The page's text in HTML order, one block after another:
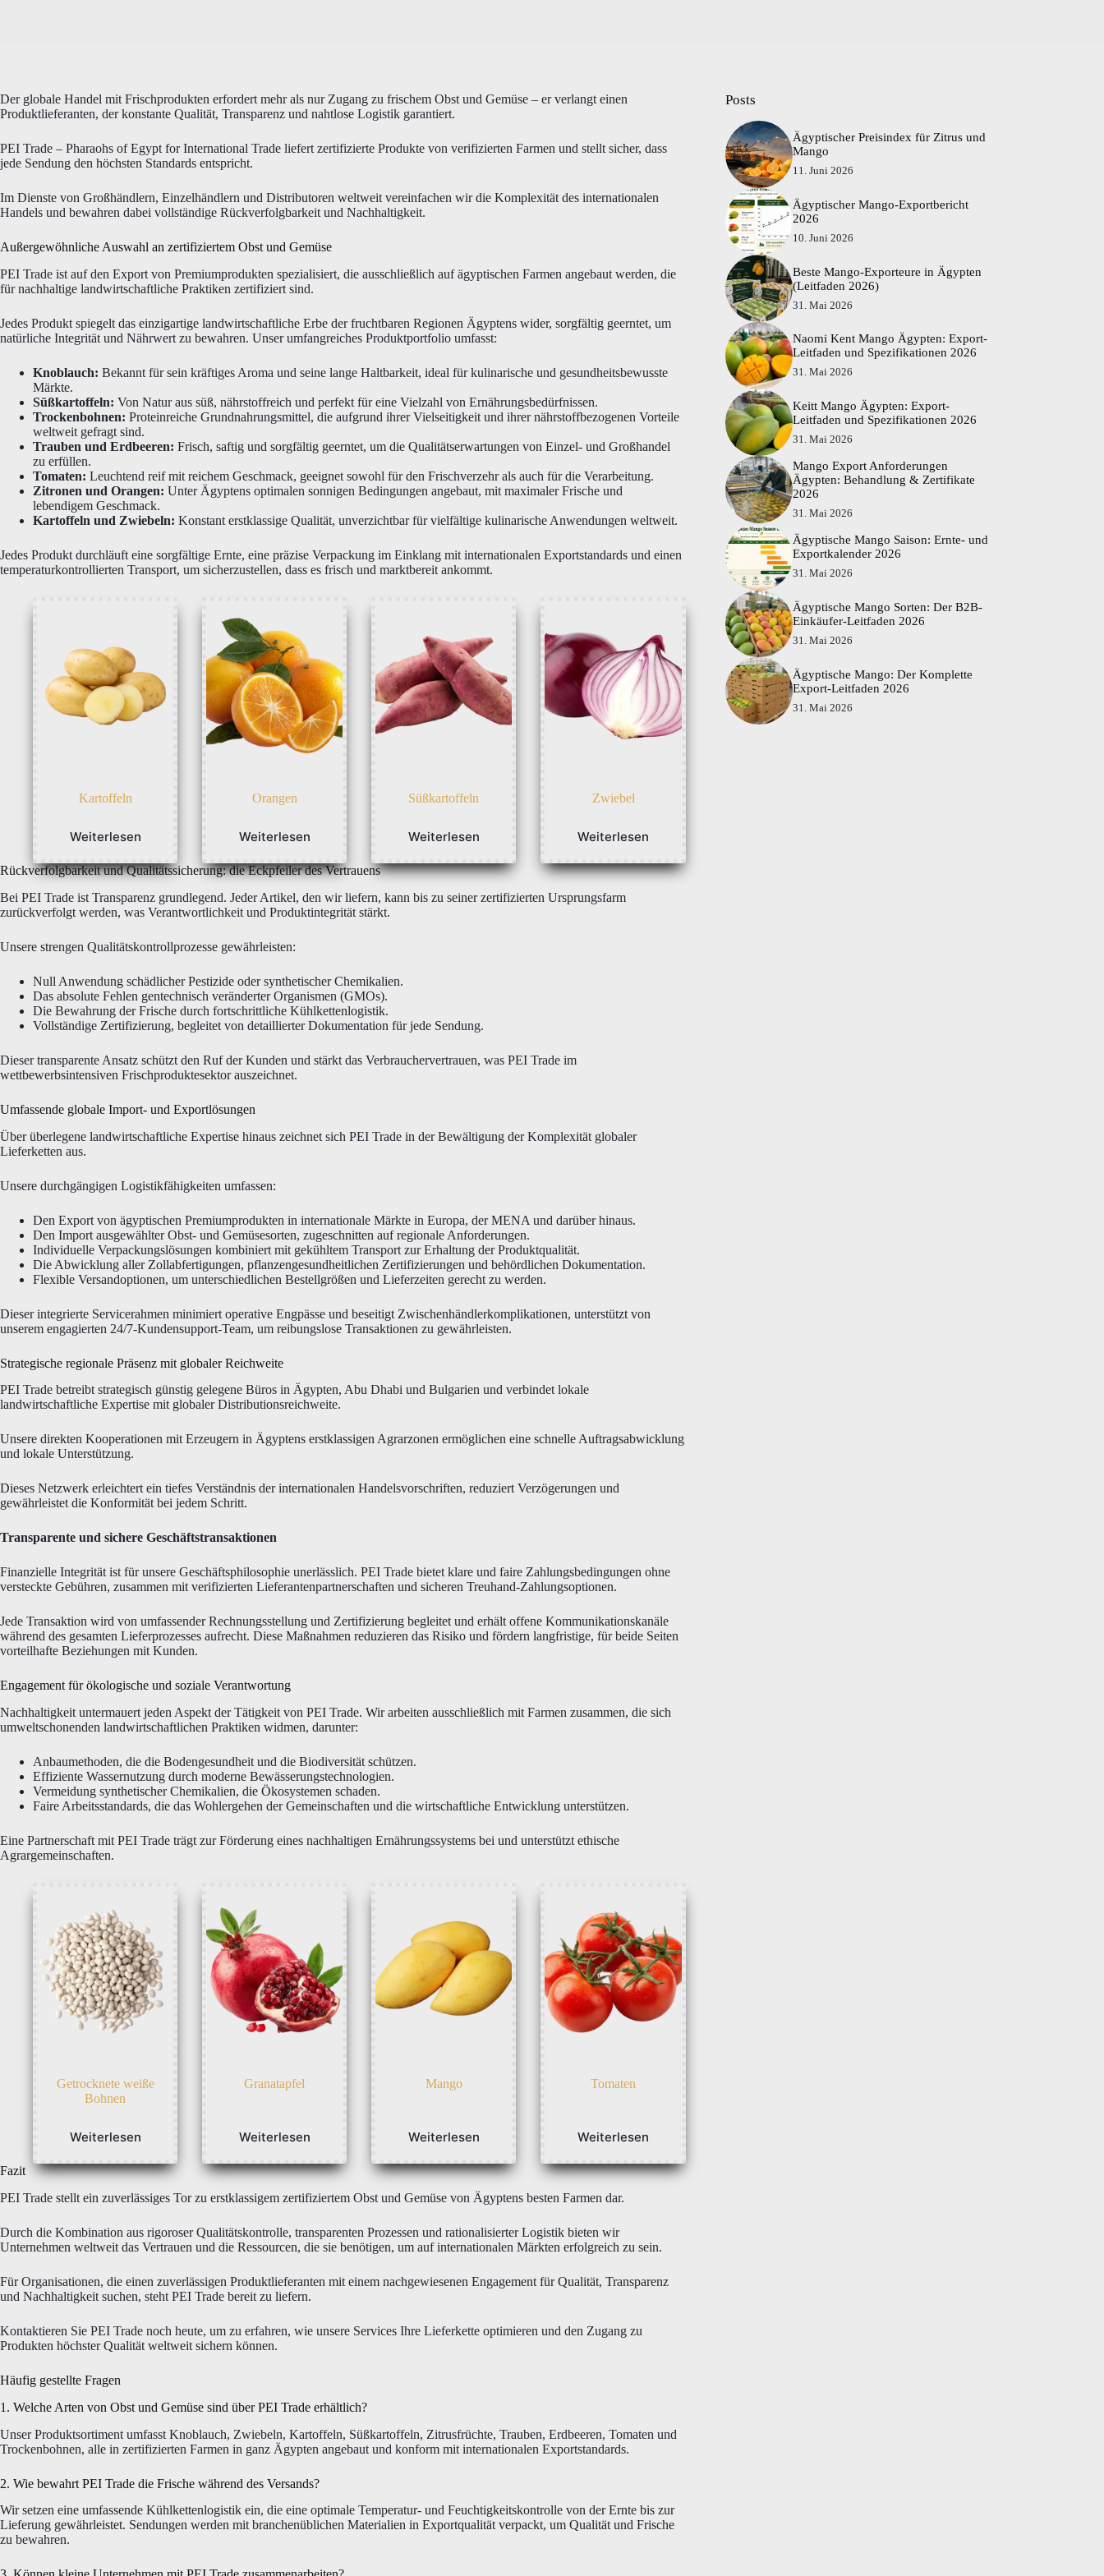
Der globale Handel mit Frischprodukten erfordert mehr als nur Zugang zu frischem Obst und Gemüse – er verlangt einen
Produktlieferanten, der konstante Qualität, Transparenz und nahtlose Logistik garantiert.
PEI Trade – Pharaohs of Egypt for International Trade liefert zertifizierte Produkte von verifizierten Farmen und stellt sicher, dass
jede Sendung den höchsten Standards entspricht.
Im Dienste von Großhändlern, Einzelhändlern und Distributoren weltweit vereinfachen wir die Komplexität des internationalen
Handels und bewahren dabei vollständige Rückverfolgbarkeit und Nachhaltigkeit.
Außergewöhnliche Auswahl an zertifiziertem Obst und Gemüse
PEI Trade ist auf den Export von Premiumprodukten spezialisiert, die ausschließlich auf ägyptischen Farmen angebaut werden, die
für nachhaltige landwirtschaftliche Praktiken zertifiziert sind.
Jedes Produkt spiegelt das einzigartige landwirtschaftliche Erbe der fruchtbaren Regionen Ägyptens wider, sorgfältig geerntet, um
natürliche Integrität und Nährwert zu bewahren. Unser umfangreiches Produktportfolio umfasst:
Knoblauch: Bekannt für sein kräftiges Aroma und seine lange Haltbarkeit, ideal für kulinarische und gesundheitsbewusste
Märkte.
Süßkartoffeln: Von Natur aus süß, nährstoffreich und perfekt für eine Vielzahl von Ernährungsbedürfnissen.
Trockenbohnen: Proteinreiche Grundnahrungsmittel, die aufgrund ihrer Vielseitigkeit und ihrer nährstoffbezogenen Vorteile
weltweit gefragt sind.
Trauben und Erdbeeren: Frisch, saftig und sorgfältig geerntet, um die Qualitätserwartungen von Einzel- und Großhandel
zu erfüllen.
Tomaten: Leuchtend reif mit reichem Geschmack, geeignet sowohl für den Frischverzehr als auch für die Verarbeitung.
Zitronen und Orangen: Unter Ägyptens optimalen sonnigen Bedingungen angebaut, mit maximaler Frische und
lebendigem Geschmack.
Kartoffeln und Zwiebeln: Konstant erstklassige Qualität, unverzichtbar für vielfältige kulinarische Anwendungen weltweit.
Jedes Produkt durchläuft eine sorgfältige Ernte, eine präzise Verpackung im Einklang mit internationalen Exportstandards und einen
temperaturkontrollierten Transport, um sicherzustellen, dass es frisch und marktbereit ankommt.
Kartoffeln
Weiterlesen
Orangen
Weiterlesen
Süßkartoffeln
Weiterlesen
Zwiebel
Weiterlesen
Rückverfolgbarkeit und Qualitätssicherung: die Eckpfeiler des Vertrauens
Bei PEI Trade ist Transparenz grundlegend. Jeder Artikel, den wir liefern, kann bis zu seiner zertifizierten Ursprungsfarm
zurückverfolgt werden, was Verantwortlichkeit und Produktintegrität stärkt.
Unsere strengen Qualitätskontrollprozesse gewährleisten:
Null Anwendung schädlicher Pestizide oder synthetischer Chemikalien.
Das absolute Fehlen gentechnisch veränderter Organismen (GMOs).
Die Bewahrung der Frische durch fortschrittliche Kühlkettenlogistik.
Vollständige Zertifizierung, begleitet von detaillierter Dokumentation für jede Sendung.
Dieser transparente Ansatz schützt den Ruf der Kunden und stärkt das Verbrauchervertrauen, was PEI Trade im
wettbewerbsintensiven Frischproduktesektor auszeichnet.
Umfassende globale Import- und Exportlösungen
Über überlegene landwirtschaftliche Expertise hinaus zeichnet sich PEI Trade in der Bewältigung der Komplexität globaler
Lieferketten aus.
Unsere durchgängigen Logistikfähigkeiten umfassen:
Den Export von ägyptischen Premiumprodukten in internationale Märkte in Europa, der MENA und darüber hinaus.
Den Import ausgewählter Obst- und Gemüsesorten, zugeschnitten auf regionale Anforderungen.
Individuelle Verpackungslösungen kombiniert mit gekühltem Transport zur Erhaltung der Produktqualität.
Die Abwicklung aller Zollabfertigungen, pflanzengesundheitlichen Zertifizierungen und behördlichen Dokumentation.
Flexible Versandoptionen, um unterschiedlichen Bestellgrößen und Lieferzeiten gerecht zu werden.
Dieser integrierte Servicerahmen minimiert operative Engpässe und beseitigt Zwischenhändlerkomplikationen, unterstützt von
unserem engagierten 24/7-Kundensupport-Team, um reibungslose Transaktionen zu gewährleisten.
Strategische regionale Präsenz mit globaler Reichweite
PEI Trade betreibt strategisch günstig gelegene Büros in Ägypten, Abu Dhabi und Bulgarien und verbindet lokale
landwirtschaftliche Expertise mit globaler Distributionsreichweite.
Unsere direkten Kooperationen mit Erzeugern in Ägyptens erstklassigen Agrarzonen ermöglichen eine schnelle Auftragsabwicklung
und lokale Unterstützung.
Dieses Netzwerk erleichtert ein tiefes Verständnis der internationalen Handelsvorschriften, reduziert Verzögerungen und
gewährleistet die Konformität bei jedem Schritt.
Transparente und sichere Geschäftstransaktionen
Finanzielle Integrität ist für unsere Geschäftsphilosophie unerlässlich. PEI Trade bietet klare und faire Zahlungsbedingungen ohne
versteckte Gebühren, zusammen mit verifizierten Lieferantenpartnerschaften und sicheren Treuhand-Zahlungsoptionen.
Jede Transaktion wird von umfassender Rechnungsstellung und Zertifizierung begleitet und erhält offene Kommunikationskanäle
während des gesamten Lieferprozesses aufrecht. Diese Maßnahmen reduzieren das Risiko und fördern langfristige, für beide Seiten
vorteilhafte Beziehungen mit Kunden.
Engagement für ökologische und soziale Verantwortung
Nachhaltigkeit untermauert jeden Aspekt der Tätigkeit von PEI Trade. Wir arbeiten ausschließlich mit Farmen zusammen, die sich
umweltschonenden landwirtschaftlichen Praktiken widmen, darunter:
Anbaumethoden, die die Bodengesundheit und die Biodiversität schützen.
Effiziente Wassernutzung durch moderne Bewässerungstechnologien.
Vermeidung synthetischer Chemikalien, die Ökosystemen schaden.
Faire Arbeitsstandards, die das Wohlergehen der Gemeinschaften und die wirtschaftliche Entwicklung unterstützen.
Eine Partnerschaft mit PEI Trade trägt zur Förderung eines nachhaltigen Ernährungssystems bei und unterstützt ethische
Agrargemeinschaften.
Getrocknete weiße
Bohnen
Weiterlesen
Granatapfel
Weiterlesen
Mango
Weiterlesen
Tomaten
Weiterlesen
Fazit
PEI Trade stellt ein zuverlässiges Tor zu erstklassigem zertifiziertem Obst und Gemüse von Ägyptens besten Farmen dar.
Durch die Kombination aus rigoroser Qualitätskontrolle, transparenten Prozessen und rationalisierter Logistik bieten wir
Unternehmen weltweit das Vertrauen und die Ressourcen, die sie benötigen, um auf internationalen Märkten erfolgreich zu sein.
Für Organisationen, die einen zuverlässigen Produktlieferanten mit einem nachgewiesenen Engagement für Qualität, Transparenz
und Nachhaltigkeit suchen, steht PEI Trade bereit zu liefern.
Kontaktieren Sie PEI Trade noch heute, um zu erfahren, wie unsere Services Ihre Lieferkette optimieren und den Zugang zu
Produkten höchster Qualität weltweit sichern können.
Häufig gestellte Fragen
1. Welche Arten von Obst und Gemüse sind über PEI Trade erhältlich?
Unser Produktsortiment umfasst Knoblauch, Zwiebeln, Kartoffeln, Süßkartoffeln, Zitrusfrüchte, Trauben, Erdbeeren, Tomaten und
Trockenbohnen, alle in zertifizierten Farmen in ganz Ägypten angebaut und konform mit internationalen Exportstandards.
2. Wie bewahrt PEI Trade die Frische während des Versands?
Wir setzen eine umfassende Kühlkettenlogistik ein, die eine optimale Temperatur- und Feuchtigkeitskontrolle von der Ernte bis zur
Lieferung gewährleistet. Sendungen werden mit branchenüblichen Materialien in Exportqualität verpackt, um Qualität und Frische
zu bewahren.
Posts
Ägyptischer Preisindex für Zitrus und
Mango
11. Juni 2026
Ägyptischer Mango-Exportbericht
2026
10. Juni 2026
Beste Mango-Exporteure in Ägypten
(Leitfaden 2026)
31. Mai 2026
Naomi Kent Mango Ägypten: Export-
Leitfaden und Spezifikationen 2026
31. Mai 2026
Keitt Mango Ägypten: Export-
Leitfaden und Spezifikationen 2026
31. Mai 2026
Mango Export Anforderungen
Ägypten: Behandlung & Zertifikate
2026
31. Mai 2026
Ägyptische Mango Saison: Ernte- und
Exportkalender 2026
31. Mai 2026
Ägyptische Mango Sorten: Der B2B-
Einkäufer-Leitfaden 2026
31. Mai 2026
Ägyptische Mango: Der Komplette
Export-Leitfaden 2026
31. Mai 2026